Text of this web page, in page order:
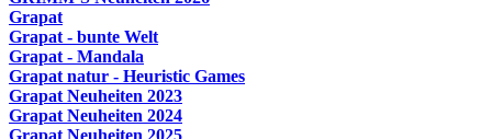
Grapat
Grapat - bunte Welt
Grapat - Mandala
Grapat natur - Heuristic Games
Grapat Neuheiten 2023
Grapat Neuheiten 2024
Grapat Neuheiten 2025